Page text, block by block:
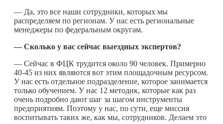
— Да, это все наши сотрудники, которых мы
распределяем по регионам. У нас есть региональные
менеджеры по федеральным округам.
— Сколько у вас сейчас выездных экспертов?
— Сейчас в ФЦК трудится около 90 человек. Примерно
40-45 из них являются вот этим площадочным ресурсом.
У нас есть отдельное подразделение, которое занимается
только обучением. У нас 12 методик, которые как раз
очень подробно дают шаг за шагом инструменты
предприятиям. Поэтому у нас, по сути, еще миссия
воспитывать таких же, как мы, сотрудников. Делаем это